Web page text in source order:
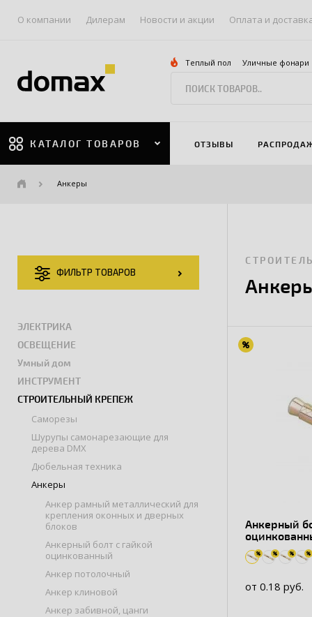
О компании Дилерам Новости и акции Оплата и
Теплый пол Уличные фонари
КАТАЛОГ ТОВАРОВ ОТЗЫВЫ
Анкеры
ФИЛЬТР ТОВАРОВ
ЭЛЕКТРИКА
ОСВЕЩЕНИЕ
Умный дом
ИНСТРУМЕНТ
СТРОИТЕЛЬНЫЙ КРЕПЕЖ
Саморезы
Шурупы самонарезающие для
дерева DMX
Дюбельная техника
Анкеры
Анкер рамный металлический для
крепления оконныx и дверных
блоков
Анкерный болт с гайкой
оцинкованный
Анкер потолочный
Анкер клиновой
Анкер забивной, цанги
Анкерный
от 0.18 руб.